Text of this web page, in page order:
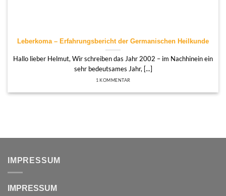
Leberkoma – Erfahrungsbericht der Germanischen Heilkunde
Hallo lieber Helmut, Wir schreiben das Jahr 2002 – im Nachhinein ein
sehr bedeutsames Jahr, [...]
1 KOMMENTAR
IMPRESSUM
IMPRESSUM